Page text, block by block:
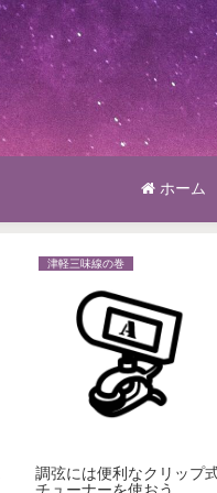
ホーム
津軽三味線の巻
調弦には便利なクリップ
チューナーを使おう